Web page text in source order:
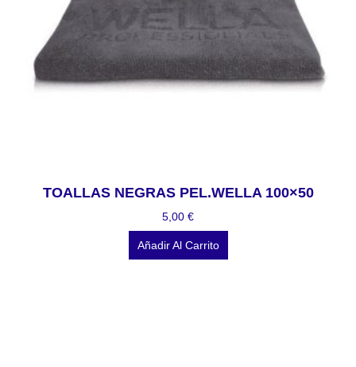
TOALLAS NEGRAS PEL.WELLA 100×50
5,00 €
Añadir Al Carrito